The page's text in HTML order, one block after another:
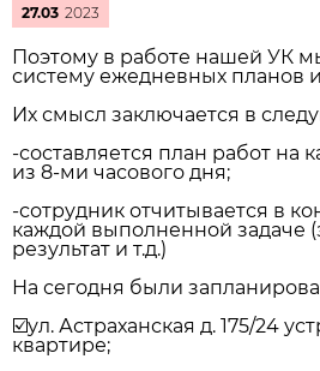
27.03 2023
Поэтому в работе нашей УК
систему ежедневных планов
Их смысл заключается в
-составляется план работ на
из 8-ми часового дня;
-сотрудник отчитывается в
каждой выполненной задаче
результат и т.д.)
На сегодня были
☑️ул. Астраханская д. 175/24
квартире;